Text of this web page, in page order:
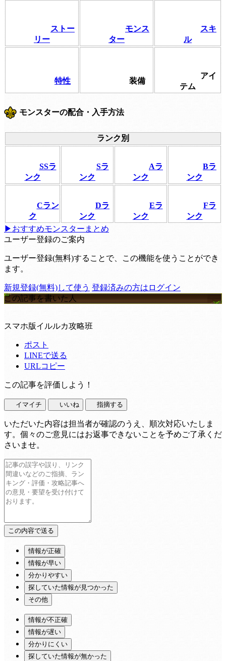
ストー
リー
モンス
ター
スキ
ル
特性 装備
アイ
テム
モンスターの配合・入手方法
ランク別
SSラ
ンク
Sラ
ンク
Aラ
ンク
Bラ
ンク
Cラン
ク
Dラ
ンク
Eラ
ンク
Fラ
ンク
▶おすすめモンスターまとめ
ユーザー登録のご案内
ユーザー登録(無料)することで、この機能を使うことができ
ます。
新規登録(無料)して使う 登録済みの方はログイン
この記事を書いた人
スマホ版イルルカ攻略班
ポスト
LINEで送る
URLコピー
この記事を評価しよう！
イマイチ いいね 指摘する
いただいた内容は担当者が確認のうえ、順次対応いたしま
す。個々のご意見にはお返事できないことを予めご了承くだ
さいませ。
情報が正確
情報が早い
分かりやすい
探していた情報が見つかった
その他
情報が不正確
情報が遅い
分かりにくい
探していた情報が無かった